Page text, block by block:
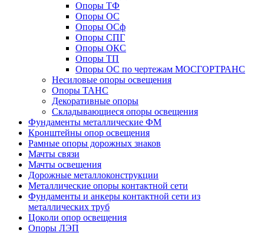
Опоры ТФ
Опоры ОС
Опоры ОСф
Опоры СПГ
Опоры ОКС
Опоры ТП
Опоры ОС по чертежам МОСГОРТРАНС
Несиловые опоры освещения
Опоры ТАНС
Декоративные опоры
Складывающиеся опоры освещения
Фундаменты металлические ФМ
Кронштейны опор освещения
Рамные опоры дорожных знаков
Мачты связи
Мачты освещения
Дорожные металлоконструкции
Металлические опоры контактной сети
Фундаменты и анкеры контактной сети из
металлических труб
Цоколи опор освещения
Опоры ЛЭП